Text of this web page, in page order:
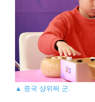
▲ 중국 샹위쩌 군.